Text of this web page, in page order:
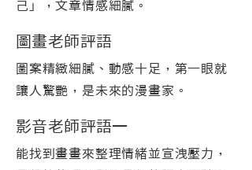
己」，文章情感細膩。
圖畫老師評語
圖案精緻細膩、動感十足，第一眼就
讓人驚艷，是未來的漫畫家。
影音老師評語一
能找到畫畫來整理情緒並宣洩壓力，